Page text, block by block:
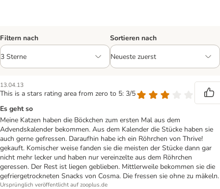
Filtern nach Sortieren nach
13.04.13
This is a stars rating area from zero to 5: 3/5
Es geht so
Meine Katzen haben die Böckchen zum ersten Mal aus dem
Advendskalender bekommen. Aus dem Kalender die Stücke haben sie
auch gerne gefressen. Daraufhin habe ich ein Röhrchen von Thrive!
gekauft. Komischer weise fanden sie die meisten der Stücke dann gar
nicht mehr lecker und haben nur vereinzelte aus dem Röhrchen
geressen. Der Rest ist liegen geblieben. Mittlerweile bekommen sie die
gefriergetrockneten Snacks von Cosma. Die fressen sie ohne zu mäkeln.
Ursprünglich veröffentlicht auf zooplus.de